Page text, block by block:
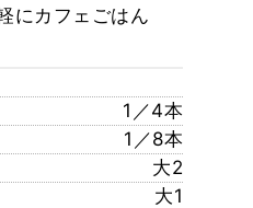
にカフェごはん
1／4本
1／8本
大2
大1